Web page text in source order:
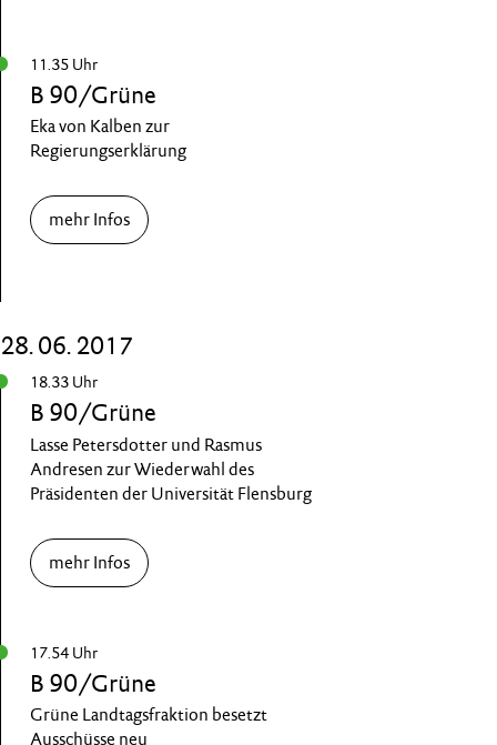
11.35 Uhr
B 90/Grüne
Eka von Kalben zur
Regierungserklärung
mehr Infos
28. 06. 2017
18.33 Uhr
B 90/Grüne
Lasse Petersdotter und Rasmus
Andresen zur Wiederwahl des
Präsidenten der Universität Flensburg
mehr Infos
17.54 Uhr
B 90/Grüne
Grüne Landtagsfraktion besetzt
Ausschüsse neu